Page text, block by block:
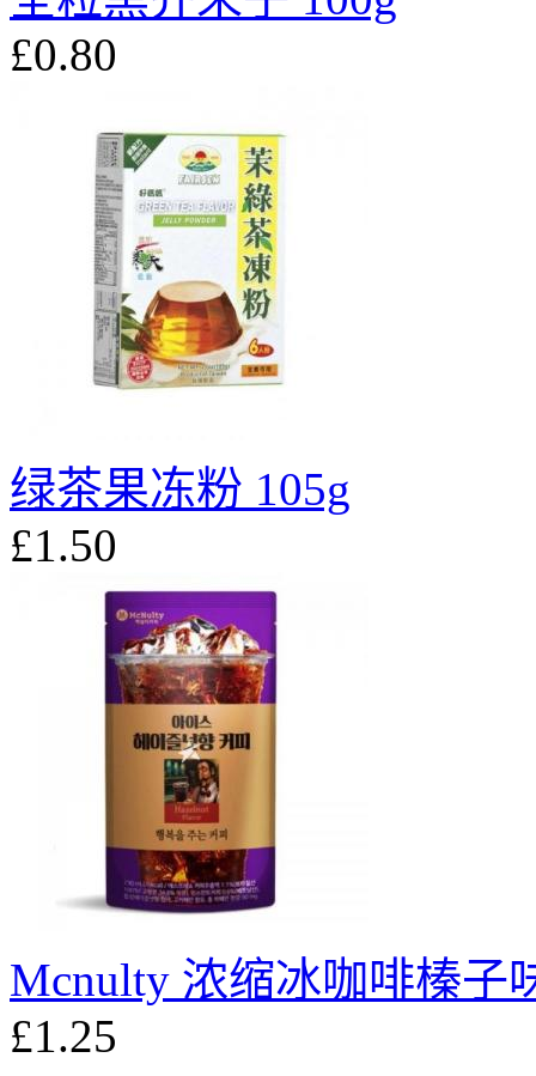
£0.80
绿茶果冻粉 105g
£1.50
Mcnulty 浓缩冰咖啡榛子
£1.25